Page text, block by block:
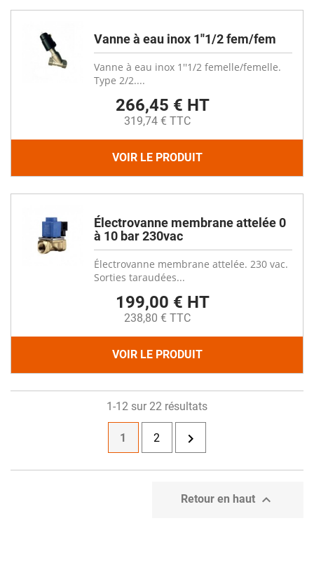
Vanne à eau inox 1''1/2 fem/fem
Vanne à eau inox 1''1/2 femelle/femelle.
Type 2/2....
266,45 € HT
319,74 € TTC
VOIR LE PRODUIT
Électrovanne membrane attelée 0
à 10 bar 230vac
Électrovanne membrane attelée. 230 vac.
Sorties taraudées...
199,00 € HT
238,80 € TTC
VOIR LE PRODUIT
1-12 sur 22 résultats
1 2 
Retour en haut 